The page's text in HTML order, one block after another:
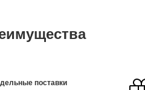
поставки